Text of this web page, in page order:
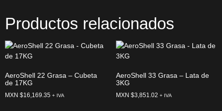
Productos relacionados
AeroShell 22 Grasa – Cubeta
de 17KG
MXN $16,169.35 + IVA
AeroShell 33 Grasa – Lata de
3KG
MXN $3,851.02 + IVA